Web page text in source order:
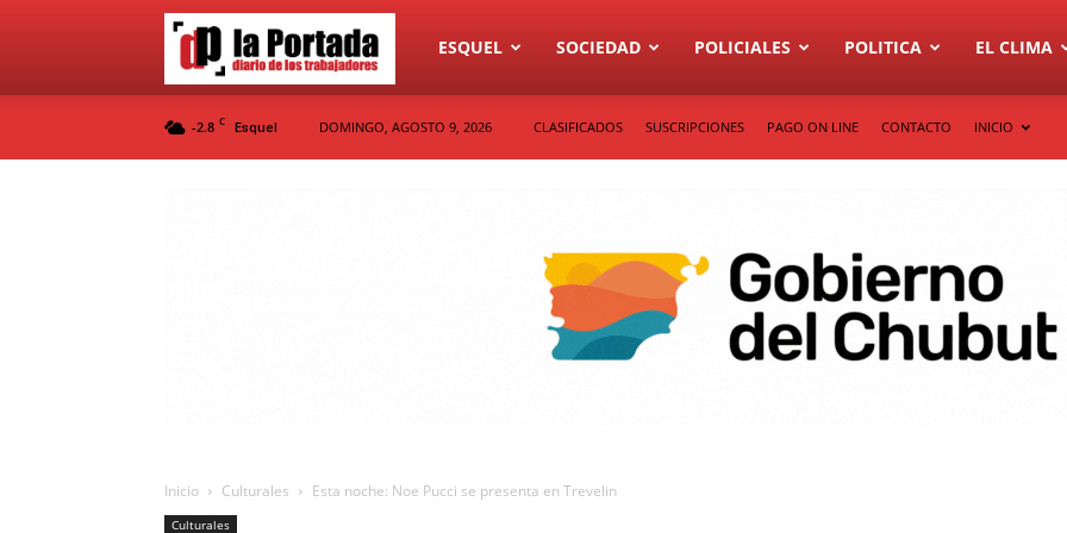
Diario
ESQUEL SOCIEDAD POLICIALES POLITICA EL CLIMA
-2.8 C Esquel DOMINGO, AGOSTO 9, 2026 CLASIFICADOS SUSCRIPCIONES PAGO ON LINE CONTACTO INICIO
Inicio Culturales Esta noche: Noe Pucci se presenta en Trevelin
Culturales